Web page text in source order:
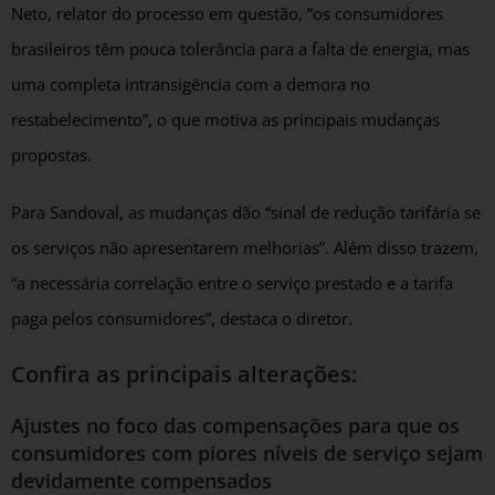
Neto, relator do processo em questão, “os consumidores
brasileiros têm pouca tolerância para a falta de energia, mas
uma completa intransigência com a demora no
restabelecimento”, o que motiva as principais mudanças
propostas.
Para Sandoval, as mudanças dão “sinal de redução tarifária se
os serviços não apresentarem melhorias”. Além disso trazem,
“a necessária correlação entre o serviço prestado e a tarifa
paga pelos consumidores”, destaca o diretor.
Confira as principais alterações:
Ajustes no foco das compensações para que os
consumidores com piores níveis de serviço sejam
devidamente compensados